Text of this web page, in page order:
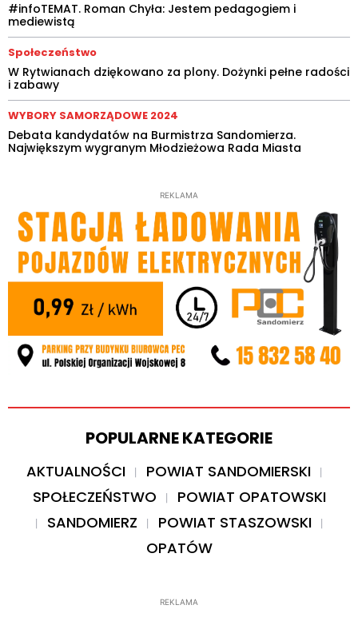
#infoTEMAT. Roman Chyła: Jestem pedagogiem i
mediewistą
Społeczeństwo
W Rytwianach dziękowano za plony. Dożynki pełne radości
i zabawy
WYBORY SAMORZĄDOWE 2024
Debata kandydatów na Burmistrza Sandomierza.
Największym wygranym Młodzieżowa Rada Miasta
REKLAMA
POPULARNE KATEGORIE
AKTUALNOŚCI
POWIAT SANDOMIERSKI
SPOŁECZEŃSTWO
POWIAT OPATOWSKI
SANDOMIERZ
POWIAT STASZOWSKI
OPATÓW
REKLAMA